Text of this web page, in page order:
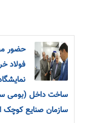
حضور
فولاد
ساخت داخل (بومی
سازمان صنایع کوچک